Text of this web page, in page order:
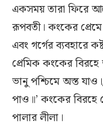
একসময় তারা ফিরে
রূপবতী। কংকের প্রেমে
এবং গর্গের ব্যবহারে
প্রেমিক কংকের
ভানু পশ্চিমে অস্ত
পাও॥’ কংকের বিরহে
পালার লীলা।